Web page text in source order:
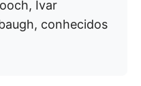
Ivar
conhecidos